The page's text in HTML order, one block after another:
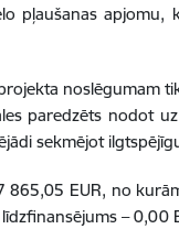
pļaušanas
noslēgumam
paredzēts nodot
sekmējot
865,05 EUR, no
– 0,00